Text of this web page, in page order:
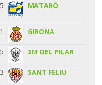
5 MATARÓ
1 GIRONA
5 SM DEL PILAR
3 SANT FELIU